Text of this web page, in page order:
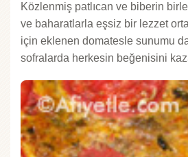
Közlenmiş patlıcan ve biberin
ve baharatlarla eşsiz bir lezzet
için eklenen domatesle sunumu
sofralarda herkesin beğenisini